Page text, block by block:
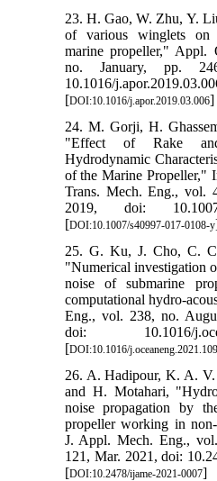
23. H. Gao, W. Zhu, Y.
of various winglets on
marine propeller," Appl.
no. January, pp.
10.1016/
[DOI:10.1016/j.apor.2019.03.006]
24. M. Gorji, H.
"Effect of Rake
Hydrodynamic
of the Marine Propeller,"
Trans. Mech. Eng., vol.
2019, doi: 10.1007/
[DOI:10.1007/s40997-017-0108-y
25. G. Ku, J. Cho, C.
"Numerical investigation
noise of submarine
computational hydro-
Eng., vol. 238, no.
doi: 10.1016/
[DOI:10.1016/
26. A. Hadipour, K. A.
and H. Motahari,
noise propagation by
propeller working in
J. Appl. Mech. Eng.,
121, Mar. 2021, doi:
[DOI:10.2478/ijame-2021-0007]